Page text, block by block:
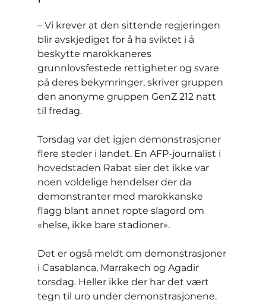
– Vi krever at den sittende regjeringen
blir avskjediget for å ha sviktet i å
beskytte marokkaneres
grunnlovsfestede rettigheter og svare
på deres bekymringer, skriver gruppen
den anonyme gruppen GenZ 212 natt
til fredag.
Torsdag var det igjen demonstrasjoner
flere steder i landet. En AFP-journalist i
hovedstaden Rabat sier det ikke var
noen voldelige hendelser der da
demonstranter med marokkanske
flagg blant annet ropte slagord om
«helse, ikke bare stadioner».
Det er også meldt om demonstrasjoner
i Casablanca, Marrakech og Agadir
torsdag. Heller ikke der har det vært
tegn til uro under demonstrasjonene.